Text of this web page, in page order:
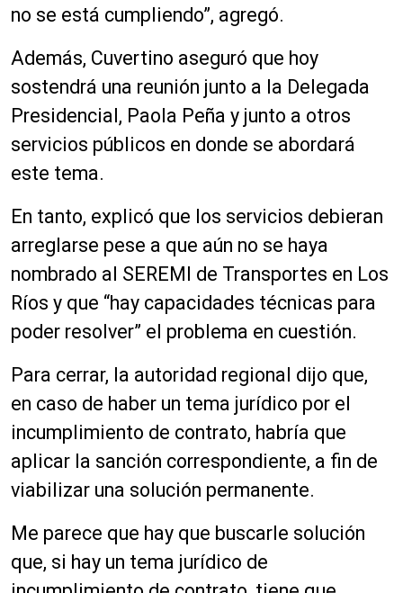
no se está cumpliendo”, agregó.
Además, Cuvertino aseguró que hoy
sostendrá una reunión junto a la Delegada
Presidencial, Paola Peña y junto a otros
servicios públicos en donde se abordará
este tema.
En tanto, explicó que los servicios debieran
arreglarse pese a que aún no se haya
nombrado al SEREMI de Transportes en Los
Ríos y que “hay capacidades técnicas para
poder resolver” el problema en cuestión.
Para cerrar, la autoridad regional dijo que,
en caso de haber un tema jurídico por el
incumplimiento de contrato, habría que
aplicar la sanción correspondiente, a fin de
viabilizar una solución permanente.
Me parece que hay que buscarle solución
que, si hay un tema jurídico de